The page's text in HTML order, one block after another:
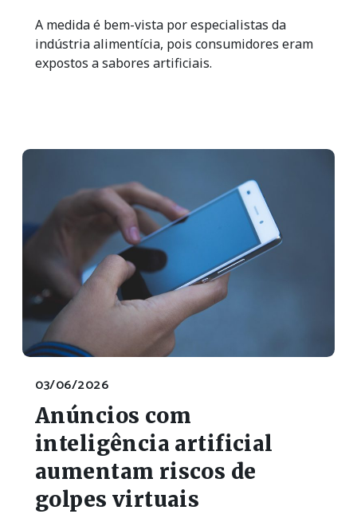
A medida é bem-vista por especialistas da
indústria alimentícia, pois consumidores eram
expostos a sabores artificiais.
03/06/2026
Anúncios com
inteligência artificial
aumentam riscos de
golpes virtuais